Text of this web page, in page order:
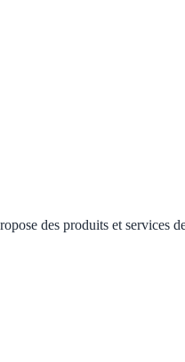
des produits et services